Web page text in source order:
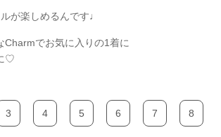
が楽しめるんです♩
Charmでお気に入りの1着に
♡
3 4 5 6 7 8